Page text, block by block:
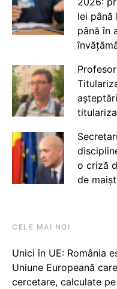
lei până
până în
o criză
de
CELE MAI NOI
Unici în UE: România
Uniune Europeană
cercetare, calculate